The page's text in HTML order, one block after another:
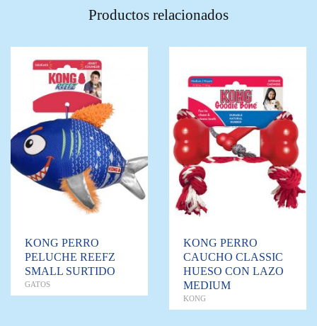
Productos relacionados
KONG PERRO
PELUCHE REEFZ
SMALL SURTIDO
GATOS
KONG PERRO
CAUCHO CLASSIC
HUESO CON LAZO
MEDIUM
KONG